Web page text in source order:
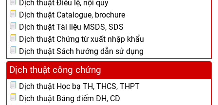
Dịch thuật Điều lệ, nội quy
Dịch thuật Catalogue, brochure
Dịch thuật Tài liệu MSDS, SDS
Dịch thuật Chứng từ xuất nhập khẩu
Dịch thuật Sách hướng dẫn sử dụng
Dịch thuật công chứng
Dịch thuật Học bạ TH, THCS, THPT
Dịch thuật Bảng điểm ĐH, CĐ